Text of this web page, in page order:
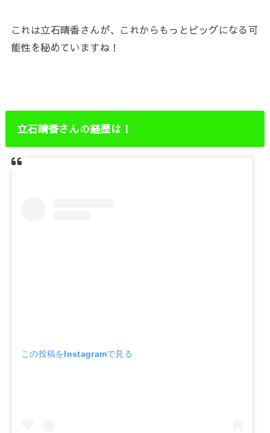
これは立石晴香さんが、これからもっとビッグになる可
能性を秘めていますね！
立石晴香さんの経歴は！
この投稿をInstagramで見る